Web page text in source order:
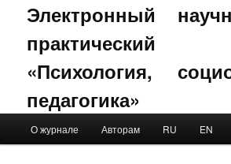
Электронный
практический
«Психология,
педагогика»
Skip to primary content
Skip to secondary content
О журнале Авторам RU EN